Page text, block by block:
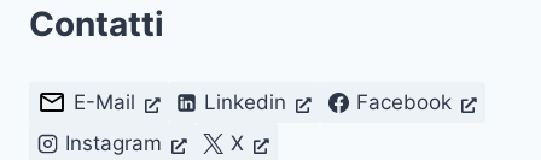
Contatti
E-Mail Linkedin
Facebook
Instagram
X